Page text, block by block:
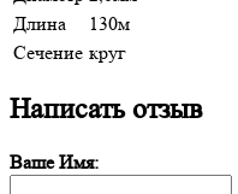
Длина
130м
Сечение круг
Написать отзыв
Ваше Имя: